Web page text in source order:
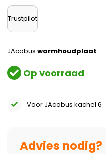
Trustpilot
JAcobus warmhoudplaat
Op voorraad
Voor JAcobus kachel 6
Advies nodig?